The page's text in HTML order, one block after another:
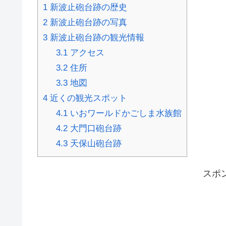
1 新波止砲台跡の歴史
2 新波止砲台跡の写真
3 新波止砲台跡の観光情報
3.1アクセス
3.2住所
3.3地図
4 近くの観光スポット
4.1いおワールドかごしま水族館
4.2大門口砲台跡
4.3天保山砲台跡
スポ